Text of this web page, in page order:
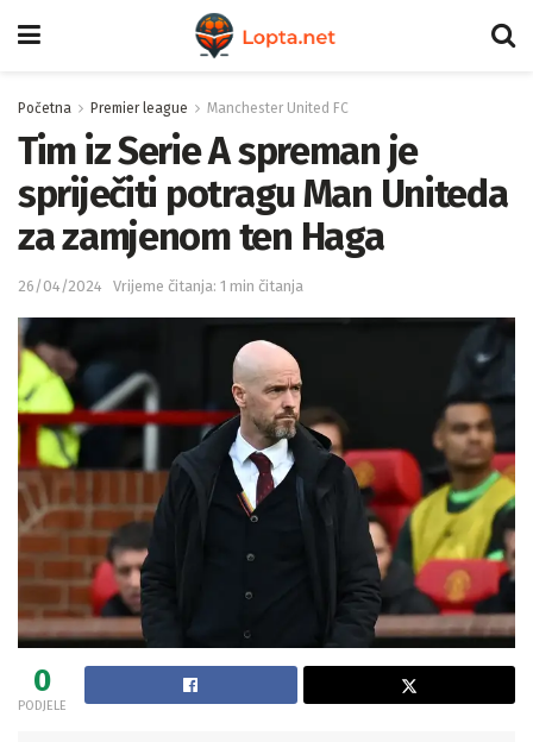
Početna Premier league Manchester United FC
Tim iz Serie A spreman je
spriječiti potragu Man Uniteda
za zamjenom ten Haga
26/04/2024 Vrijeme čitanja: 1 min čitanja
0
PODJELE